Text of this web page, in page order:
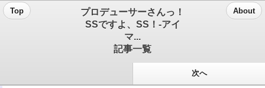
Top
プロデューサーさんっ！
SSですよ、SS！-アイ
マ...
記事一覧
About
次へ